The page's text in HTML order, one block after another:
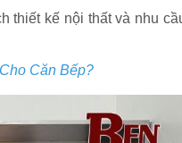
thiết kế nội thất và nhu
Căn Bếp?